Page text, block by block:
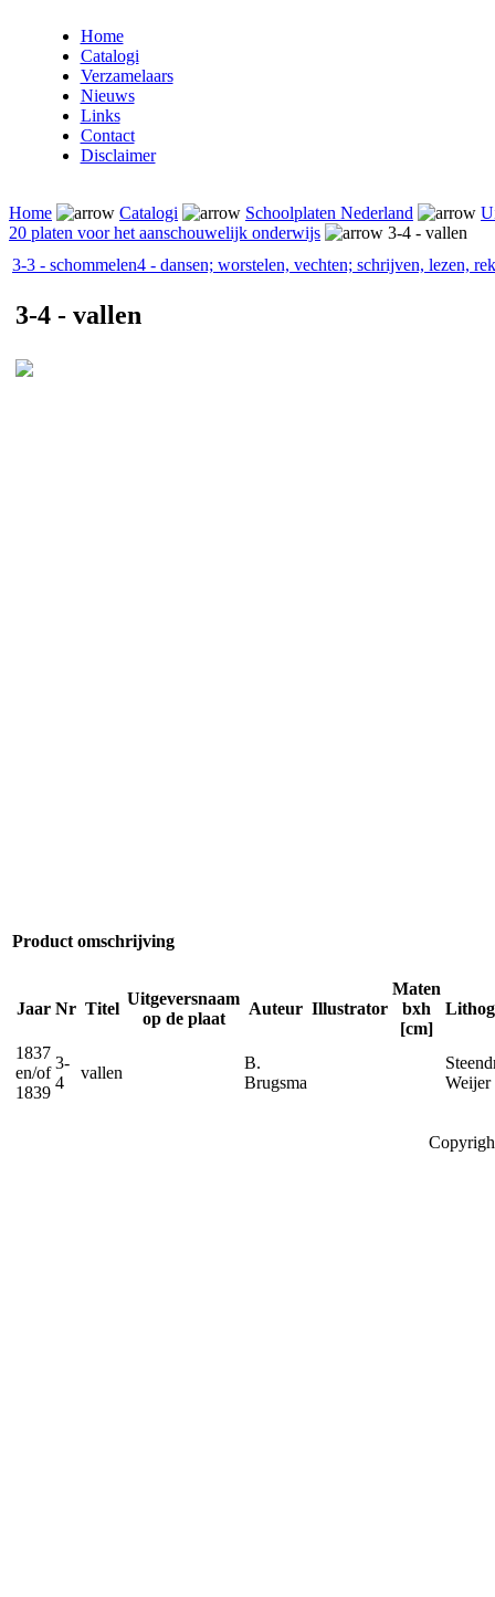
Home
Catalogi
Verzamelaars
Nieuws
Links
Contact
Disclaimer
Home Catalogi Schoolplaten Nederland
20 platen voor het aanschouwelijk onderwijs
3-4 - vallen
3-3 - schommelen4 - dansen; worstelen, vechten; schrijven, lezen,
3-4 - vallen
Product omschrijving
Jaar Nr Titel
Uitgeversnaam
op de plaat
Auteur Illustrator
Maten
bxh
[cm]
1837
en/of
1839
3-
4
vallen
B.
Brugsma
Weijer